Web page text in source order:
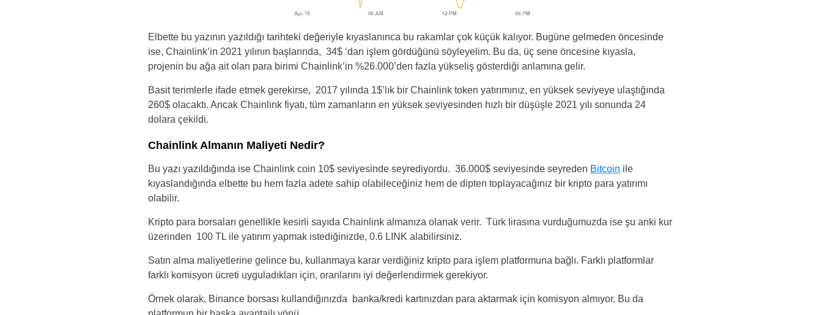
Elbette bu yazının yazıldığı tarihteki değeriyle kıyaslanınca bu rakamlar çok küçük kalıyor. Bugüne gelmeden öncesinde
ise, Chainlink’in 2021 yılının başlarında, 34$ ‘dan işlem gördüğünü söyleyelim. Bu da, üç sene öncesine kıyasla,
projenin bu ağa ait olan para birimi Chainlink’in %26.000’den fazla yükseliş gösterdiği anlamına gelir.
Basit terimlerle ifade etmek gerekirse, 2017 yılında 1$’lık bir Chainlink token yatırımınız, en yüksek seviyeye ulaştığında
260$ olacaktı. Ancak Chainlink fiyatı, tüm zamanların en yüksek seviyesinden hızlı bir düşüşle 2021 yılı sonunda 24
dolara çekildi.
Chainlink Almanın Maliyeti Nedir?
Bu yazı yazıldığında ise Chainlink coin 10$ seviyesinde seyrediyordu. 36.000$ seviyesinde seyreden Bitcoin ile
kıyaslandığında elbette bu hem fazla adete sahip olabileceğiniz hem de dipten toplayacağınız bir kripto para yatırımı
olabilir.
Kripto para borsaları genellikle kesirli sayıda Chainlink almanıza olanak verir. Türk lirasına vurduğumuzda ise şu anki kur
üzerinden 100 TL ile yatırım yapmak istediğinizde, 0.6 LINK alabilirsiniz.
Satın alma maliyetlerine gelince bu, kullanmaya karar verdiğiniz kripto para işlem platformuna bağlı. Farklı platformlar
farklı komisyon ücreti uyguladıkları için, oranlarını iyi değerlendirmek gerekiyor.
Örnek olarak, Binance borsası kullandığınızda banka/kredi kartınızdan para aktarmak için komisyon almıyor. Bu da